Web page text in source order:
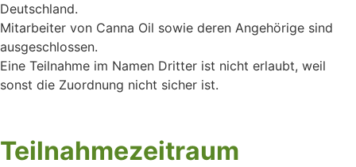
Deutschland.
Mitarbeiter von Canna Oil sowie deren Angehörige sind
ausgeschlossen.
Eine Teilnahme im Namen Dritter ist nicht erlaubt, weil
sonst die Zuordnung nicht sicher ist.
Teilnahmezeitraum